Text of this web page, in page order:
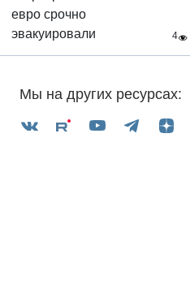
4
Мы на других ресурсах: